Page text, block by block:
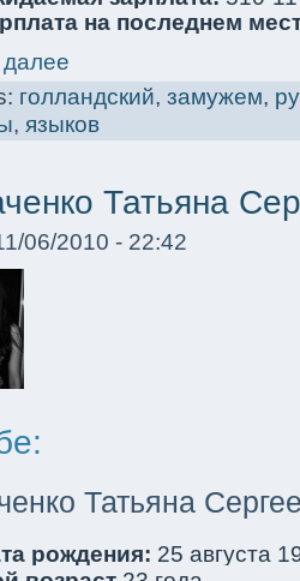
на последнем
голландский, замужем,
, языков
Татьяна
06/2010 - 22:42
Татьяна
рождения: 25 августа